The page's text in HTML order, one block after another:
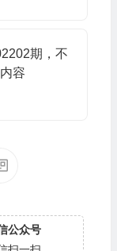
期，不
容
公众号